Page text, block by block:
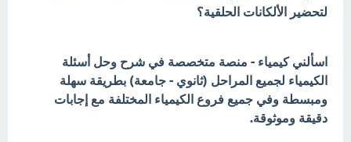
لتحضير الألكانات الحلقية؟
اسألني كيمياء - منصة متخصصة في شرح وحل أسئلة
الكيمياء لجميع المراحل (ثانوي - جامعة) بطريقة سهلة
ومبسطة وفي جميع فروع الكيمياء المختلفة مع إجابات
دقيقة وموثوقة.